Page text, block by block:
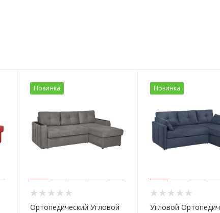
Новинка
Ортопедический Угловой
Новинка
Угловой